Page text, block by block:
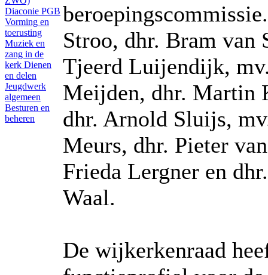
Diaconie PGB
Vorming en
toerusting
Muziek en
zang in de
kerk Dienen
en delen
Jeugdwerk
algemeen
Besturen en
beheren
Stroo, dhr. Bram van
Tjeerd Luijendijk,
Meijden, dhr. Martin
dhr. Arnold Sluijs,
Meurs, dhr. Pieter
Frieda Lergner en
Waal.
De wijkerkenraad